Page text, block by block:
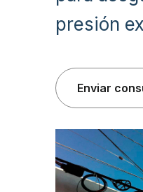
presión
Enviar